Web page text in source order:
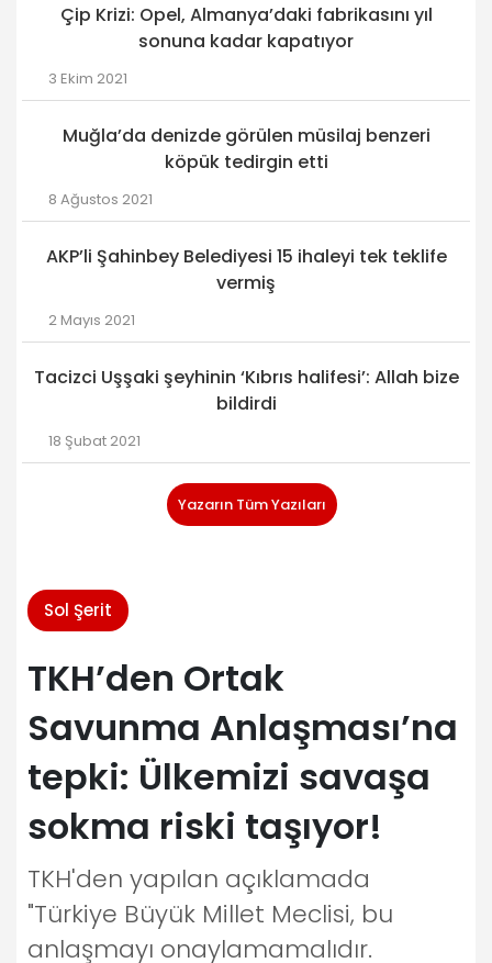
Çip Krizi: Opel, Almanya’daki fabrikasını yıl
sonuna kadar kapatıyor
3 Ekim 2021
Muğla’da denizde görülen müsilaj benzeri
köpük tedirgin etti
8 Ağustos 2021
AKP’li Şahinbey Belediyesi 15 ihaleyi tek teklife
vermiş
2 Mayıs 2021
Tacizci Uşşaki şeyhinin ‘Kıbrıs halifesi’: Allah bize
bildirdi
18 Şubat 2021
Yazarın Tüm Yazıları
Sol Şerit
TKH’den Ortak
Savunma Anlaşması’na
tepki: Ülkemizi savaşa
sokma riski taşıyor!
TKH'den yapılan açıklamada
"Türkiye Büyük Millet Meclisi, bu
anlaşmayı onaylamamalıdır.